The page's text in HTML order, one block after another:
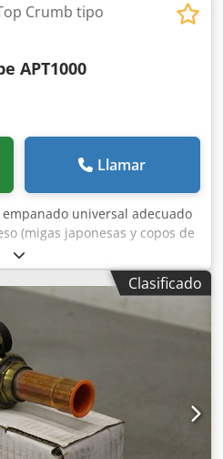
Crumb tipo
APT1000
Llamar
empanado universal adecuado
(migas japonesas y copos de
completamente de acero
con sistema de
Ancho de vía 1000 mm
alto): ± 2.800 x 1.850 x 2.500
Clasificado